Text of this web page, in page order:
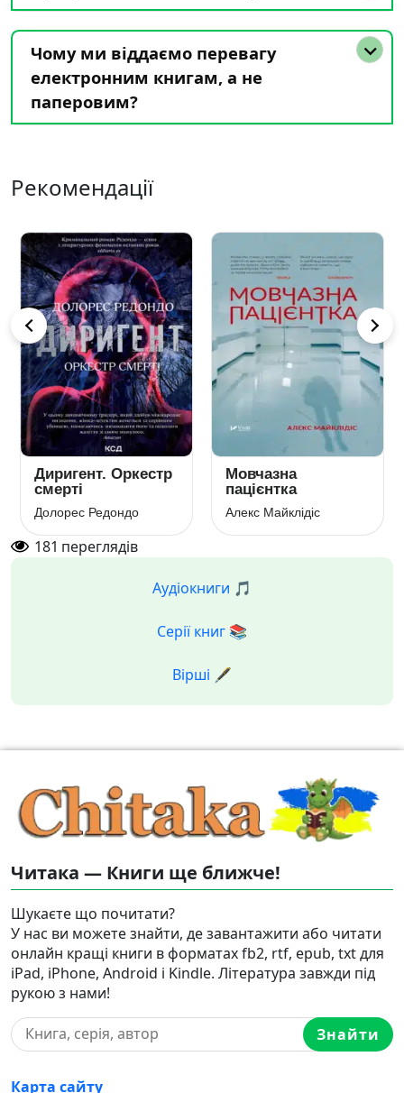
Чому ми віддаємо перевагу
електронним книгам, а не
паперовим?
Рекомендації
Диригент. Оркестр
смерті
Долорес Редондо
Мовчазна
пацієнтка
Алекс Майклідіс
181 переглядів
Аудіокниги 🎵
Серії книг 📚
Вірші 🖋️
Читака — Книги ще ближче!
Шукаєте що почитати?
У нас ви можете знайти, де завантажити або читати
онлайн кращі книги в форматах fb2, rtf, epub, txt для
iPad, iPhone, Android і Kindle. Література завжди під
рукою з нами!
Знайти
Карта сайту